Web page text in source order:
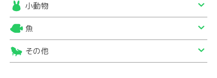
小動物
魚
その他